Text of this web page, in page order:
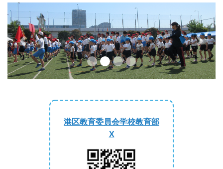
Previous Next
港区教育委員会学校教育部
X